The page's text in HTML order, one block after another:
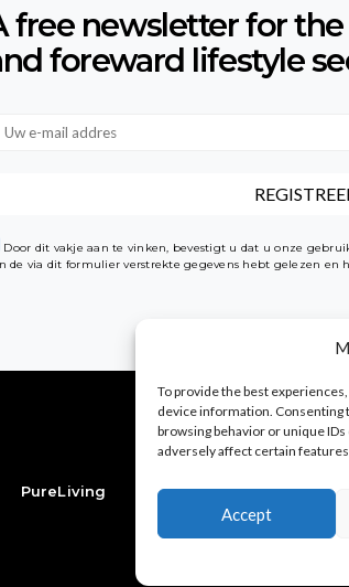
To provide the best
device information. Consenting
browsing behavior or unique
adversely affect certain
Accept
free newsletter for
foreward lifestyle
Door dit vakje aan te vinken, bevestigt u dat u onze
de via dit formulier verstrekte gegevens hebt gelezen en
PureLiving PureStyle PureTravel